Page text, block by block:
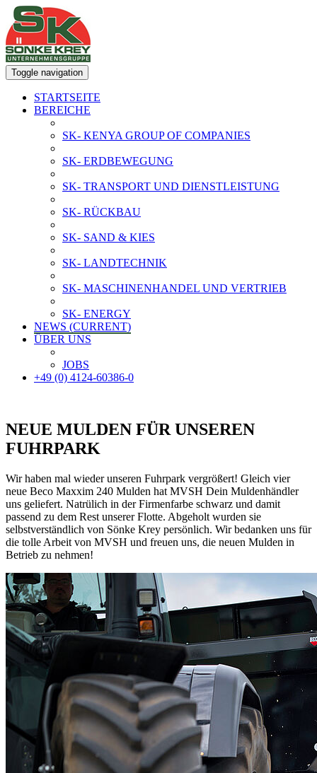
Toggle navigation
STARTSEITE
BEREICHE
SK- KENYA GROUP OF COMPANIES
SK- ERDBEWEGUNG
SK- TRANSPORT UND DIENSTLEISTUNG
SK- RÜCKBAU
SK- SAND & KIES
SK- LANDTECHNIK
SK- MASCHINENHANDEL UND VERTRIEB
SK- ENERGY
NEWS (CURRENT)
ÜBER UNS
JOBS
+49 (0) 4124-60386-0
NEUE MULDEN FÜR UNSEREN
FUHRPARK
Wir haben mal wieder unseren Fuhrpark vergrößert! Gleich vier
neue Beco Maxxim 240 Mulden hat MVSH Dein Muldenhändler
uns geliefert. Natrülich in der Firmenfarbe schwarz und damit
passend zu dem Rest unserer Flotte. Abgeholt wurden sie
selbstverständlich von Sönke Krey persönlich. Wir bedanken uns für
die tolle Arbeit von MVSH und freuen uns, die neuen Mulden in
Betrieb zu nehmen!